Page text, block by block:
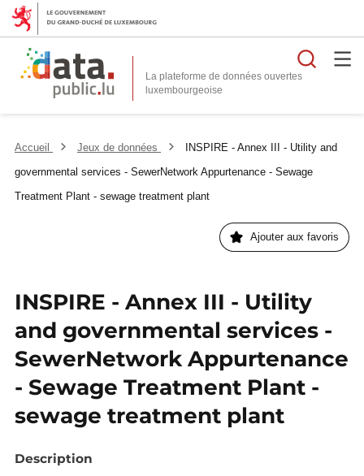
La plateforme de données ouvertes
Accueil Jeux de données
INSPIRE - Annex III - Utility and
governmental services - SewerNetwork Appurtenance - Sewage
Treatment Plant - sewage treatment plant
Ajouter aux favoris
INSPIRE - Annex III - Utility
and governmental services -
SewerNetwork Appurtenance
- Sewage Treatment Plant -
sewage treatment plant
Description